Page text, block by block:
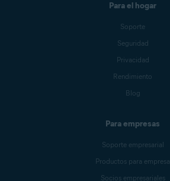
Para el hogar
Soporte
Seguridad
Privacidad
Rendimiento
Blog
Para empresas
Soporte empresarial
Productos para empresa
Socios empresariales